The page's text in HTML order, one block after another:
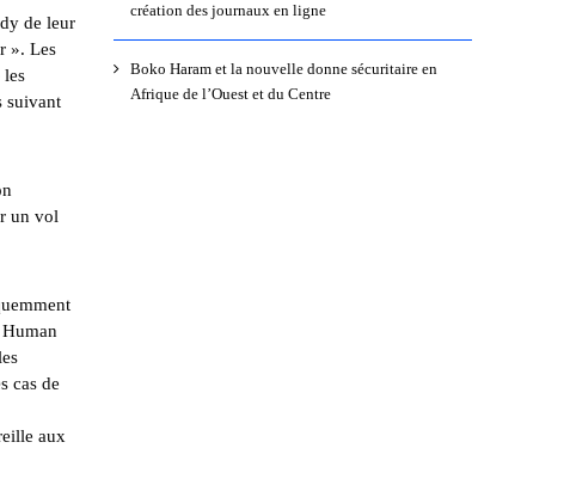
de leur
». Les
les
suivant
un vol
cas de
aux
création des journaux en ligne
Boko Haram et la nouvelle donne sécuritaire en
Afrique de l’Ouest et du Centre